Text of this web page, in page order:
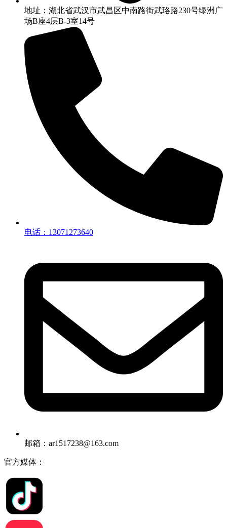
地址：湖北省武汉市武昌区中南路街武珞路230号绿洲广
场B座4层B-3室14号
电话：13071273640
邮箱：ar1517238@163.com
官方媒体：